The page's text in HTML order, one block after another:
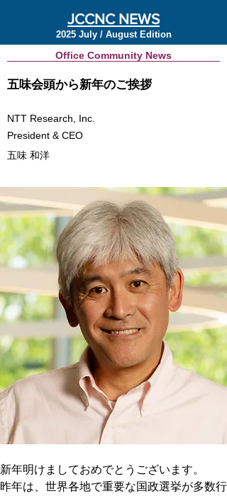
JCCNC NEWS
2025 July / August Edition
Office Community News
五味会頭から新年のご挨拶
NTT Research, Inc.
President & CEO
五味 和洋
新年明けましておめでとうございます。
昨年は、世界各地で重要な国政選挙が多数行